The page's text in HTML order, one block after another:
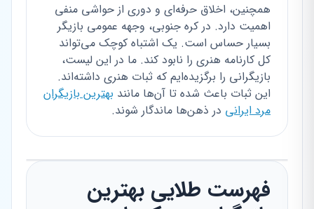
همچنین، اخلاق حرفه‌ای و دوری از حواشی منفی
اهمیت دارد. در کره جنوبی، وجهه عمومی بازیگر
بسیار حساس است. یک اشتباه کوچک می‌تواند
کل کارنامه هنری را نابود کند. ما در این لیست،
بازیگرانی را برگزیده‌ایم که ثبات هنری داشته‌اند.
این ثبات باعث شده تا آن‌ها مانند بهترین بازیگران
مرد ایرانی در ذهن‌ها ماندگار شوند.
فهرست طلایی بهترین